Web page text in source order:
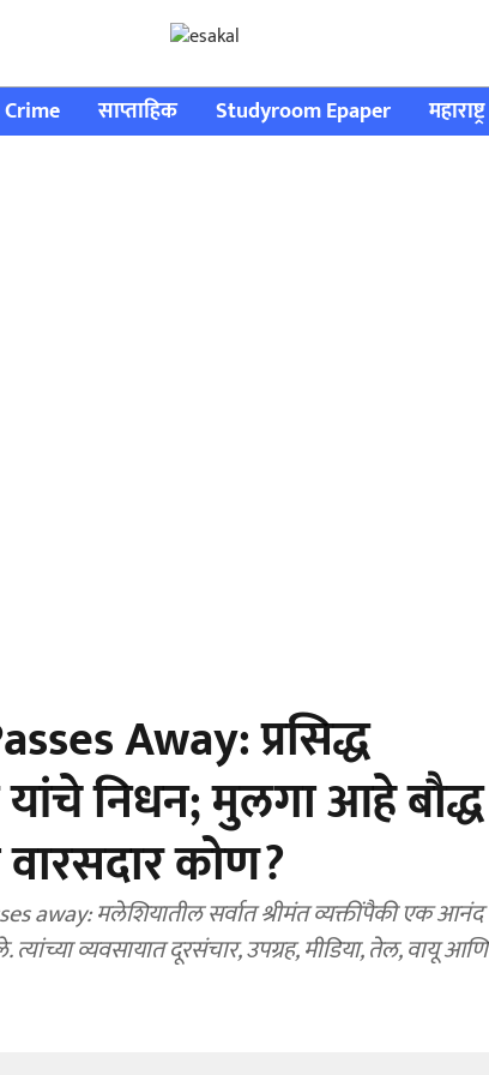
Crime साप्ताहिक Studyroom Epaper महाराष्ट्र
Away: प्रसिद्ध
निधन; मुलगा आहे बौद्ध
कोण?
मलेशियातील सर्वात श्रीमंत व्यक्तींपैकी एक आनंद
व्यवसायात दूरसंचार, उपग्रह, मीडिया, तेल, वायू आणि